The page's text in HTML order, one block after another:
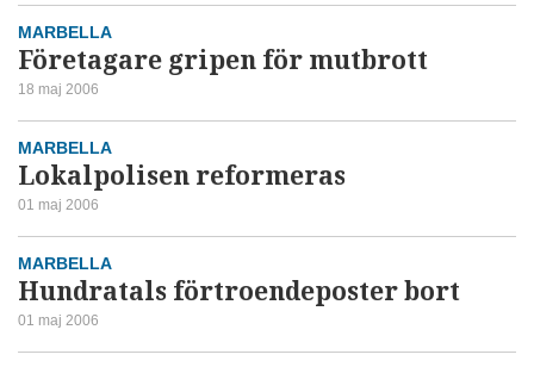
MARBELLA
Företagare gripen för mutbrott
18 maj 2006
MARBELLA
Lokalpolisen reformeras
01 maj 2006
MARBELLA
Hundratals förtroendeposter bort
01 maj 2006